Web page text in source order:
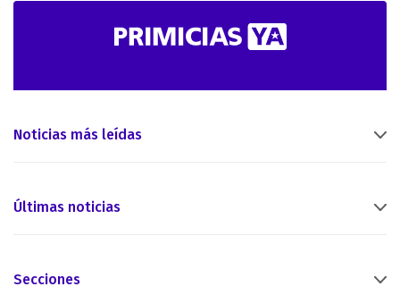
Noticias más leídas
Últimas noticias
Secciones